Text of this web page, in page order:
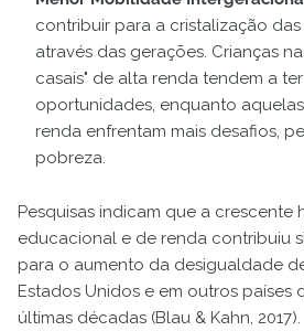
contribuir para a cristalização
através das gerações. Crianças
casais" de alta renda tendem a
oportunidades, enquanto
renda enfrentam mais desafios,
pobreza.
Pesquisas indicam que a crescente
educacional e de renda contribuiu
para o aumento da desigualdade
Estados Unidos e em outros países
últimas décadas (Blau & Kahn, 2017).